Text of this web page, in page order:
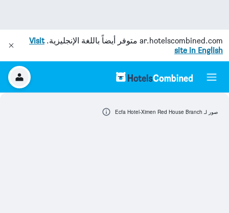
ar.hotelscombined.com متوفر أيضاً باللغة الإنجليزية.Visit
site in English
صور لـ Ecfa Hotel-Ximen Red House Branch